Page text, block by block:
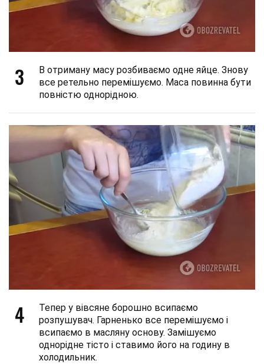
3
В отриману масу розбиваємо одне яйце. Знову
все ретельно перемішуємо. Маса повинна бути
повністю однорідною.
4
Тепер у вівсяне борошно всипаємо
розпушувач. Гарненько все перемішуємо і
всипаємо в масляну основу. Замішуємо
однорідне тісто і ставимо його на годину в
холодильник.